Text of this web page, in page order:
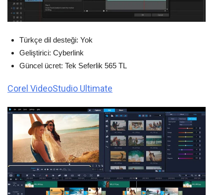
Türkçe dil desteği: Yok
Geliştirici: Cyberlink
Güncel ücret: Tek Seferlik 565 TL
Corel VideoStudio Ultimate